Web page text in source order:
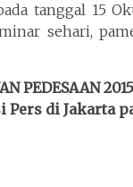
tanggal 15
sehari,
PEDESAAN 2015
di Jakarta